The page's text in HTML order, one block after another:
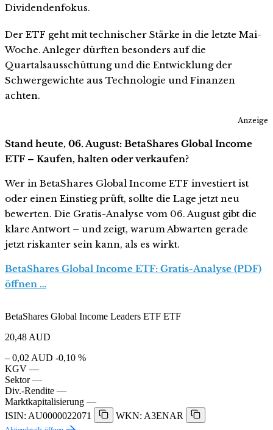
Dividendenfokus.
Der ETF geht mit technischer Stärke in die letzte Mai-
Woche. Anleger dürften besonders auf die
Quartalsausschüttung und die Entwicklung der
Schwergewichte aus Technologie und Finanzen
achten.
Anzeige
Stand heute, 06. August: BetaShares Global Income
ETF – Kaufen, halten oder verkaufen?
Wer in BetaShares Global Income ETF investiert ist
oder einen Einstieg prüft, sollte die Lage jetzt neu
bewerten. Die Gratis-Analyse vom 06. August gibt die
klare Antwort – und zeigt, warum Abwarten gerade
jetzt riskanter sein kann, als es wirkt.
BetaShares Global Income ETF: Gratis-Analyse (PDF)
öffnen …
BetaShares Global Income Leaders ETF ETF
20,48 AUD
– 0,02 AUD -0,10 %
KGV —
Sektor —
Div.-Rendite —
Marktkapitalisierung —
ISIN: AU0000022071
WKN: A3ENAR